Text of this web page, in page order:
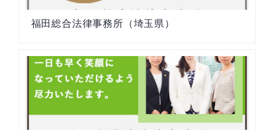
福田総合法律事務所（埼玉県）